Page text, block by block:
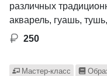
различных
акварель, гуашь,
250
Мастер-класс